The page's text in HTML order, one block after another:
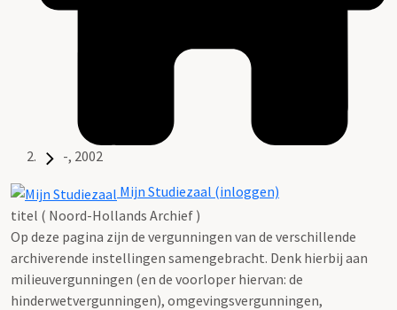
-, 2002
Mijn Studiezaal (inloggen)
titel ( Noord-Hollands Archief )
Op deze pagina zijn de vergunningen van de verschillende
archiverende instellingen samengebracht. Denk hierbij aan
milieuvergunningen (en de voorloper hiervan: de
hinderwetvergunningen), omgevingsvergunningen,